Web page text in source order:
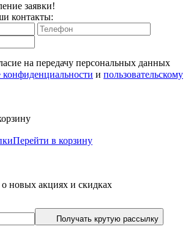
заявки!
контакты:
на передачу персональных данных
конфиденциальности и пользовательскому
Перейти в корзину
новых акциях и скидках
Получать крутую рассылку